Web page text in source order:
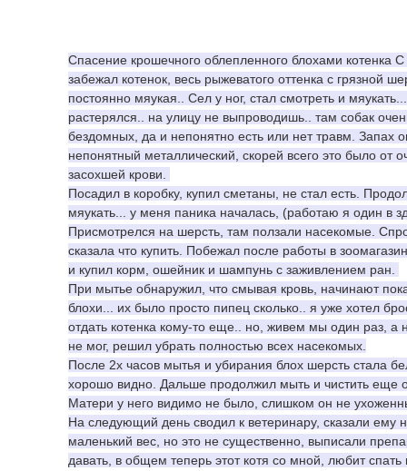
Спасение крошечного облепленного блохами котенка
забежал котенок, весь рыжеватого оттенка с грязной
постоянно мяукая.. Сел у ног, стал смотреть и
растерялся.. на улицу не выпроводишь.. там собак
бездомных, да и непонятно есть или нет травм. Запах
непонятный металлический, скорей всего это было от
засохшей крови.
Посадил в коробку, купил сметаны, не стал есть.
мяукать... у меня паника началась, (работаю я один в
Присмотрелся на шерсть, там ползали насекомые.
сказала что купить. Побежал после работы в
и купил корм, ошейник и шампунь с заживлением ран.
При мытье обнаружил, что смывая кровь, начинают
блохи... их было просто пипец сколько.. я уже хотел
отдать котенка кому-то еще.. но, живем мы один раз, а
не мог, решил убрать полностью всех насекомых.
После 2х часов мытья и убирания блох шерсть стала
хорошо видно. Дальше продолжил мыть и чистить еще
Матери у него видимо не было, слишком он не
На следующий день сводил к ветеринару, сказали ему
маленький вес, но это не существенно, выписали
давать, в общем теперь этот котя со мной, любит